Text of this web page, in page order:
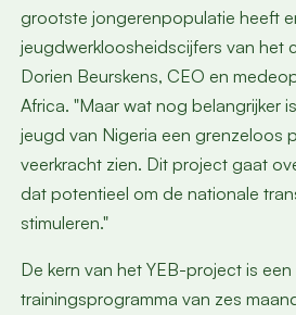
grootste jongerenpopulatie heeft
jeugdwerkloosheidscijfers van het
Dorien Beurskens, CEO en
Africa. "Maar wat nog belangrijker
jeugd van Nigeria een grenzeloos
veerkracht zien. Dit project gaat
dat potentieel om de nationale
stimuleren."
De kern van het YEB-project is een
trainingsprogramma van zes